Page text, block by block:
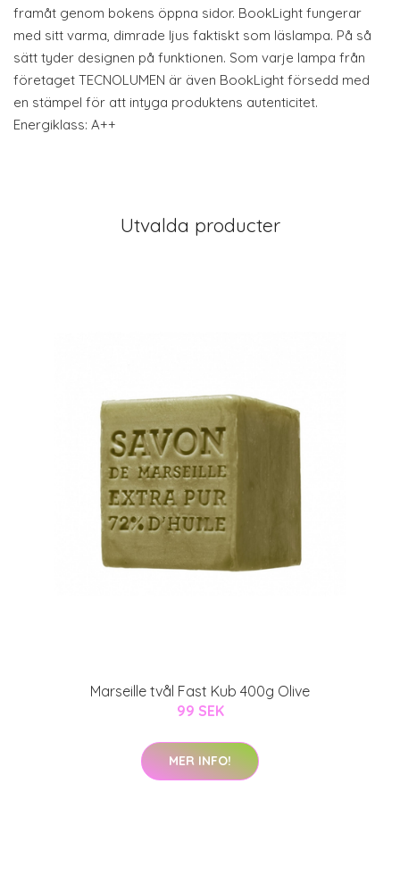
framåt genom bokens öppna sidor. BookLight fungerar
med sitt varma, dimrade ljus faktiskt som läslampa. På så
sätt tyder designen på funktionen. Som varje lampa från
företaget TECNOLUMEN är även BookLight försedd med
en stämpel för att intyga produktens autenticitet.
Energiklass: A++
Utvalda producter
Marseille tvål Fast Kub 400g Olive
99 SEK
MER INFO!